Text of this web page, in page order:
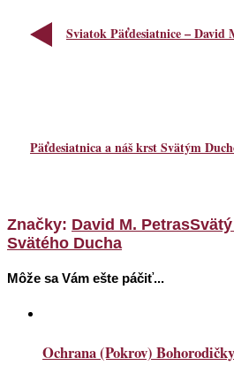
Sviatok Päťdesiatnice – David
Päťdesiatnica a náš krst Svätým
Značky: David M. Petras
Svätého Ducha
Môže sa Vám ešte páčiť...
Ochrana (Pokrov) Bohorodičky